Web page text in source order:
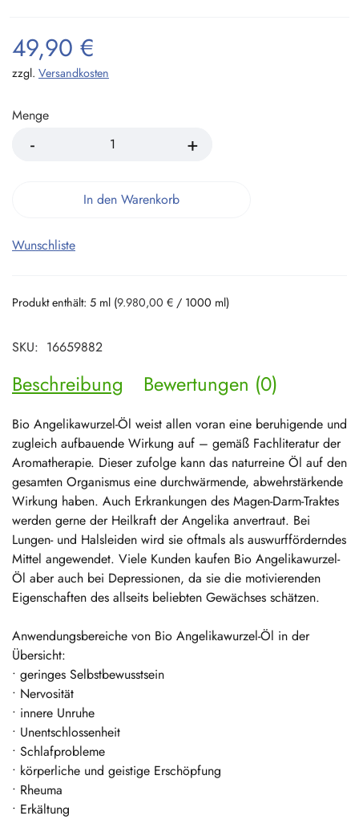
49,90 €
zzgl. Versandkosten
Menge
In den Warenkorb
Wunschliste
Produkt enthält: 5 ml (9.980,00 € / 1000 ml)
SKU: 16659882
Beschreibung Bewertungen (0)
Bio Angelikawurzel-Öl weist allen voran eine beruhigende und
zugleich aufbauende Wirkung auf – gemäß Fachliteratur der
Aromatherapie. Dieser zufolge kann das naturreine Öl auf den
gesamten Organismus eine durchwärmende, abwehrstärkende
Wirkung haben. Auch Erkrankungen des Magen-Darm-Traktes
werden gerne der Heilkraft der Angelika anvertraut. Bei
Lungen- und Halsleiden wird sie oftmals als auswurfförderndes
Mittel angewendet. Viele Kunden kaufen Bio Angelikawurzel-
Öl aber auch bei Depressionen, da sie die motivierenden
Eigenschaften des allseits beliebten Gewächses schätzen.
Anwendungsbereiche von Bio Angelikawurzel-Öl in der
Übersicht:
• geringes Selbstbewusstsein
• Nervosität
• innere Unruhe
• Unentschlossenheit
• Schlafprobleme
• körperliche und geistige Erschöpfung
• Rheuma
• Erkältung